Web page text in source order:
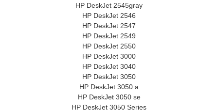
HP DeskJet 2545gray
HP DeskJet 2546
HP DeskJet 2547
HP DeskJet 2549
HP DeskJet 2550
HP DeskJet 3000
HP DeskJet 3040
HP DeskJet 3050
HP DeskJet 3050 a
HP DeskJet 3050 se
HP DeskJet 3050 Series